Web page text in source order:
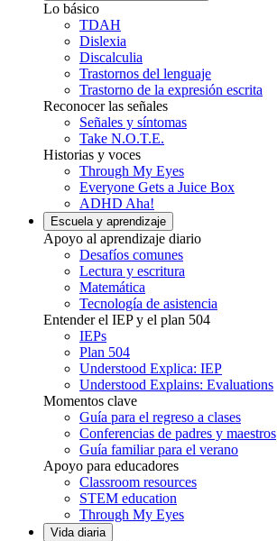
Lo básico
TDAH
Dislexia
Discalculia
Trastornos del lenguaje
Trastorno de la expresión escrita
Reconocer las señales
Señales y síntomas
Take N.O.T.E.
Historias y voces
Through My Eyes
Everyone Gets a Juice Box
ADHD Aha!
Escuela y aprendizaje
Apoyo al aprendizaje diario
Desafíos comunes
Lectura y escritura
Matemática
Tecnología de asistencia
Entender el IEP y el plan 504
IEPs
Plan 504
Understood Explica: IEP
Understood Explains: Evaluations
Momentos clave
Guía para el regreso a clases
Conferencias de padres y maestros
Guía familiar para el verano
Apoyo para educadores
Classroom resources
STEM education
Through My Eyes
Vida diaria